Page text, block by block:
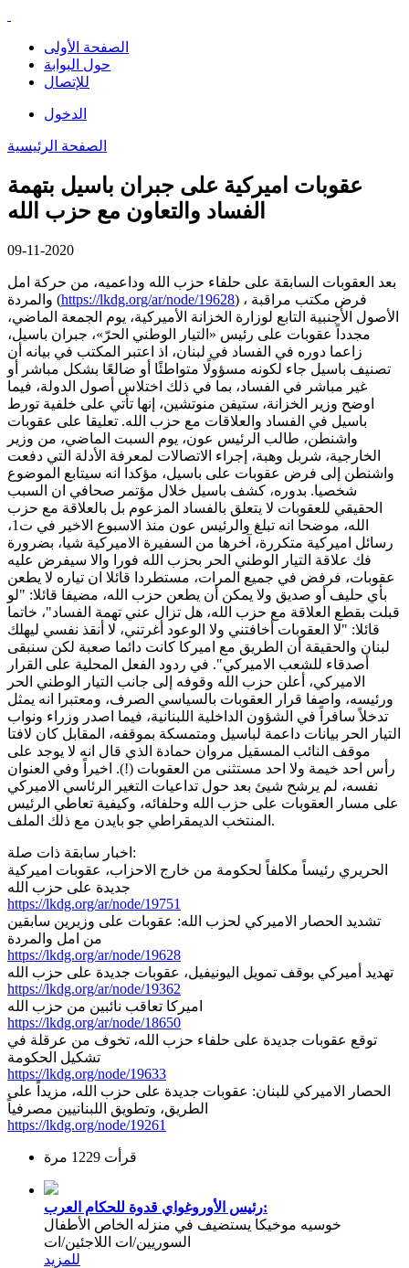
الصفحة الأولى
حول البوابة
للإتصال
الدخول
الصفحة الرئيسية
عقوبات اميركية على جبران باسيل بتهمة
الفساد والتعاون مع حزب الله
09-11-2020
بعد العقوبات السابقة على حلفاء حزب الله وداعميه، من حركة امل
والمردة (https://lkdg.org/ar/node/19628) ، فرض مكتب مراقبة
الأصول الأجنبية التابع لوزارة الخزانة الأميركية، يوم الجمعة الماضي،
مجدداً عقوبات على رئيس «التيار الوطني الحرّ»، جبران باسيل،
زاعما دوره في الفساد في لبنان، اذ اعتبر المكتب في بيانه أن
تصنيف باسيل جاء لكونه مسؤولًا متواطئًا أو ضالعًا بشكل مباشر أو
غير مباشر في الفساد، بما في ذلك اختلاس أصول الدولة، فيما
اوضح وزير الخزانة، ستيفن منوتشين، إنها تأتي على خلفية تورط
باسيل في الفساد والعلاقات مع حزب الله. تعليقا على عقوبات
واشنطن، طالب الرئيس عون، يوم السبت الماضي، من وزير
الخارجية، شربل وهبة، إجراء الاتصالات لمعرفة الأدلة التي دفعت
واشنطن إلى فرض عقوبات على باسيل، مؤكدا انه سيتابع الموضوع
شخصيا. بدوره، كشف باسيل خلال مؤتمر صحافي ان السبب
الحقيقي للعقوبات لا يتعلق بالفساد المزعوم بل بالعلاقة مع حزب
الله، موضحا انه تبلغ والرئيس عون منذ الاسبوع الاخير في ت1،
رسائل اميركية متكررة، آخرها من السفيرة الاميركية شيا، بضرورة
فك علاقة التيار الوطني الحر بحزب الله فورا والا سيفرض عليه
عقوبات، فرفض في جميع المرات، مستطردا قائلا ان تياره لا يطعن
بأي حليف أو صديق ولا يمكن أن يطعن حزب الله، مضيفا قائلا: "لو
قبلت بقطع العلاقة مع حزب الله، هل تزال عني تهمة الفساد"، خاتما
قائلا: "لا العقوبات أخافتني ولا الوعود أغرتني، لا أنقذ نفسي ليهلك
لبنان والحقيقة أن الطريق مع اميركا كانت دائما صعبة لكن سنبقى
أصدقاء للشعب الاميركي". في ردود الفعل المحلية على القرار
الاميركي، أعلن حزب الله وقوفه إلى جانب التيار الوطني الحر
ورئيسه، واصفا قرار العقوبات بالسياسي الصرف، ومعتبرا انه يمثل
تدخلاً سافراً في الشؤون الداخلية اللبنانية، فيما اصدر وزراء ونواب
التيار الحر بيانات داعمة لباسيل ومتمسكة بموقفه، المقابل كان لافتا
موقف النائب المسقيل مروان حمادة الذي قال انه لا يوجد على
رأس احد خيمة ولا احد مستثنى من العقوبات (!). اخيراً وفي العنوان
نفسه، لم يرشح شيئ بعد حول تداعيات التغير الرئاسي الاميركي
على مسار العقوبات على حزب الله وحلفائه، وكيفية تعاطي الرئيس
المنتخب الديمقراطي جو بايدن مع ذلك الملف.
اخبار سابقة ذات صلة:
الحريري رئيساً مكلفاً لحكومة من خارج الاحزاب، عقوبات اميركية
جديدة على حزب الله
https://lkdg.org/ar/node/19751
تشديد الحصار الاميركي لحزب الله: عقوبات على وزيرين سابقين
من امل والمردة
https://lkdg.org/ar/node/19628
تهديد أميركي بوقف تمويل اليونيفيل، عقوبات جديدة على حزب الله
https://lkdg.org/ar/node/19362
اميركا تعاقب نائبين من حزب الله
https://lkdg.org/ar/node/18650
توقع عقوبات جديدة على حلفاء حزب الله، تخوف من عرقلة في
تشكيل الحكومة
https://lkdg.org/node/19633
الحصار الاميركي للبنان: عقوبات جديدة على حزب الله، مزيداً على
الطريق، وتطويق اللبنانيين مصرفياً
https://lkdg.org/node/19261
قرأت 1229 مرة
رئيس الأوروغواي قدوة للحكام العرب:
خوسيه موخيكا يستضيف في منزله الخاص الأطفال
السوريين/ات اللاجئين/ات
للمزيد